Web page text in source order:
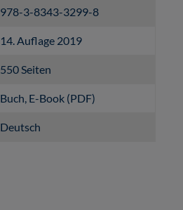
978-3-8343-3299-8
14. Auflage 2019
550 Seiten
Buch, E-Book (PDF)
Deutsch